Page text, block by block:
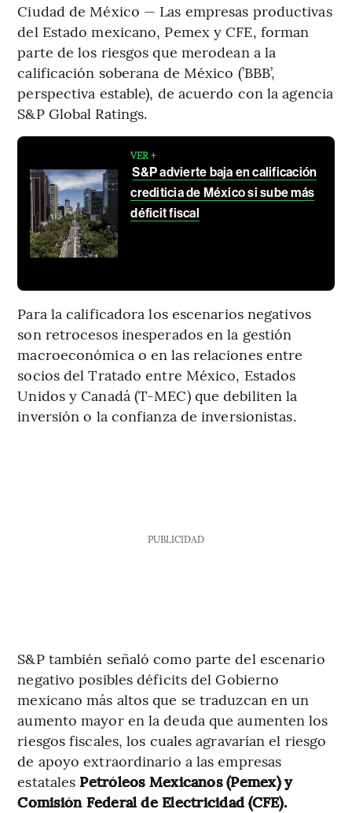
Ciudad de México — Las empresas productivas
del Estado mexicano, Pemex y CFE, forman
parte de los riesgos que merodean a la
calificación soberana de México (’BBB’,
perspectiva estable), de acuerdo con la agencia
S&P Global Ratings.
VER +
S&P advierte baja en calificación
crediticia de México si sube más
déficit fiscal
Para la calificadora los escenarios negativos
son retrocesos inesperados en la gestión
macroeconómica o en las relaciones entre
socios del Tratado entre México, Estados
Unidos y Canadá (T-MEC) que debiliten la
inversión o la confianza de inversionistas.
PUBLICIDAD
S&P también señaló como parte del escenario
negativo posibles déficits del Gobierno
mexicano más altos que se traduzcan en un
aumento mayor en la deuda que aumenten los
riesgos fiscales, los cuales agravarían el riesgo
de apoyo extraordinario a las empresas
estatales Petróleos Mexicanos (Pemex) y
Comisión Federal de Electricidad (CFE).